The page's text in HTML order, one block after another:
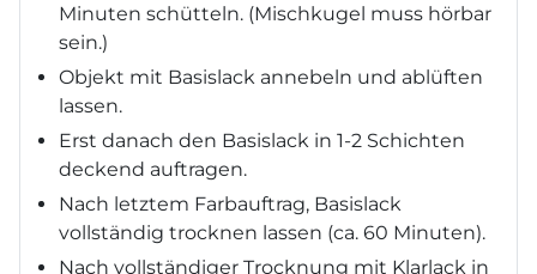
Minuten schütteln. (Mischkugel muss hörbar
sein.)
Objekt mit Basislack annebeln und ablüften
lassen.
Erst danach den Basislack in 1-2 Schichten
deckend auftragen.
Nach letztem Farbauftrag, Basislack
vollständig trocknen lassen (ca. 60 Minuten).
Nach vollständiger Trocknung mit Klarlack in